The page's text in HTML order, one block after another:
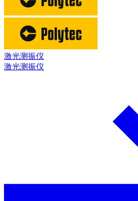
激光测振仪
激光测振仪